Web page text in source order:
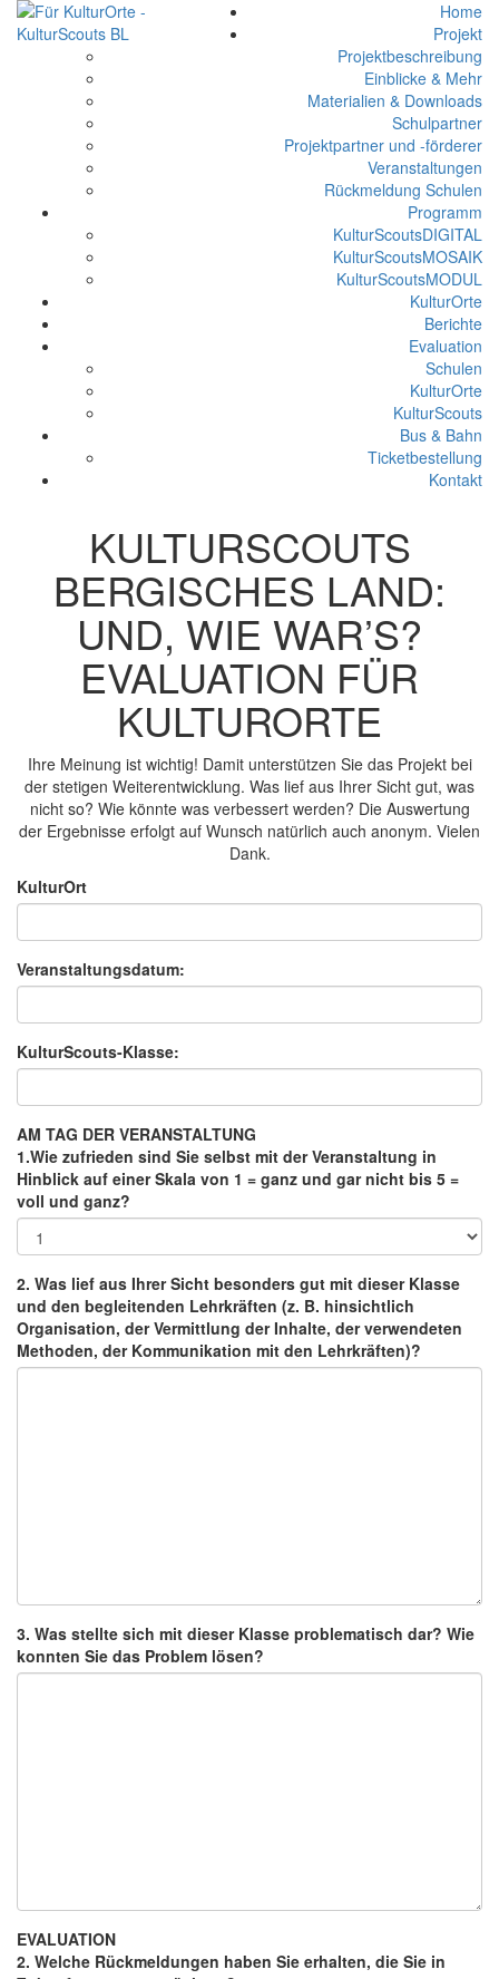
Home
Projekt
Projektbeschreibung
Einblicke & Mehr
Materialien & Downloads
Schulpartner
Projektpartner und -förderer
Veranstaltungen
Rückmeldung Schulen
Programm
KulturScoutsDIGITAL
KulturScoutsMOSAIK
KulturScoutsMODUL
KulturOrte
Berichte
Evaluation
Schulen
KulturOrte
KulturScouts
Bus & Bahn
Ticketbestellung
Kontakt
KULTURSCOUTS
BERGISCHES LAND:
UND, WIE WAR’S?
EVALUATION FÜR
KULTURORTE
Ihre Meinung ist wichtig! Damit unterstützen Sie das Projekt bei
der stetigen Weiterentwicklung. Was lief aus Ihrer Sicht gut, was
nicht so? Wie könnte was verbessert werden? Die Auswertung
der Ergebnisse erfolgt auf Wunsch natürlich auch anonym. Vielen
Dank.
KulturOrt
Veranstaltungsdatum:
KulturScouts-Klasse:
AM TAG DER VERANSTALTUNG
1.Wie zufrieden sind Sie selbst mit der Veranstaltung in
Hinblick auf einer Skala von 1 = ganz und gar nicht bis 5 =
voll und ganz?
2. Was lief aus Ihrer Sicht besonders gut mit dieser Klasse
und den begleitenden Lehrkräften (z. B. hinsichtlich
Organisation, der Vermittlung der Inhalte, der verwendeten
Methoden, der Kommunikation mit den Lehrkräften)?
3. Was stellte sich mit dieser Klasse problematisch dar? Wie
konnten Sie das Problem lösen?
EVALUATION
2. Welche Rückmeldungen haben Sie erhalten, die Sie in